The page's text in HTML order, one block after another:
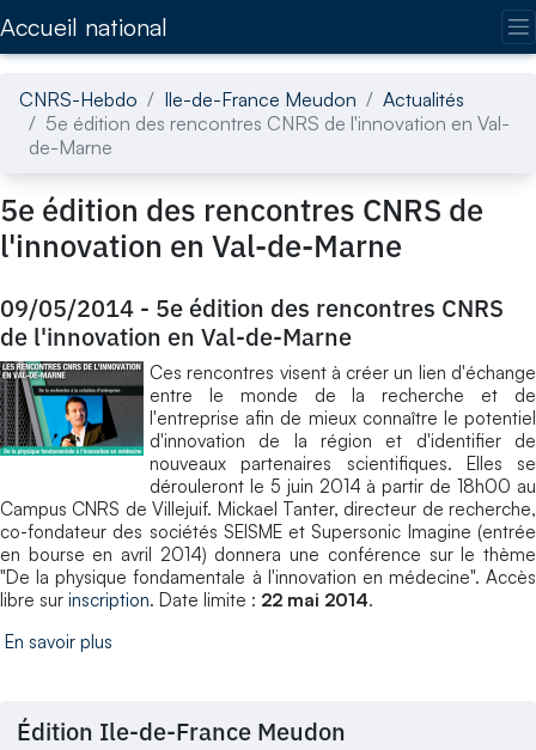
Accueil national
CNRS-Hebdo Ile-de-France Meudon
Actualités
5e édition des rencontres CNRS de l'innovation en Val-
de-Marne
5e édition des rencontres CNRS de
l'innovation en Val-de-Marne
09/05/2014 - 5e édition des rencontres CNRS
de l'innovation en Val-de-Marne
Ces rencontres visent à créer un lien d'échange
entre le monde de la recherche et de
l'entreprise afin de mieux connaître le potentiel
d'innovation de la région et d'identifier de
nouveaux partenaires scientifiques. Elles se
dérouleront le 5 juin 2014 à partir de 18h00 au
Campus CNRS de Villejuif. Mickael Tanter, directeur de recherche,
co-fondateur des sociétés SEISME et Supersonic Imagine (entrée
en bourse en avril 2014) donnera une conférence sur le thème
"De la physique fondamentale à l'innovation en médecine". Accès
libre sur inscription. Date limite : 22 mai 2014.
En savoir plus
Édition Ile-de-France Meudon